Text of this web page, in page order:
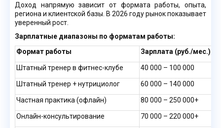
Доход напрямую зависит от формата работы, опыта,
региона и клиентской базы. В 2026 году рынок показывает
уверенный рост.
Зарплатные диапазоны по форматам работы:
Формат работы
Зарплата (руб./мес.)
Штатный тренер в фитнес-клубе 40 000 – 100 000
Штатный тренер + нутрициолог 60 000 – 140 000
Частная практика (офлайн) 80 000 – 250 000+
Онлайн-консультирование 70 000 – 220 000+